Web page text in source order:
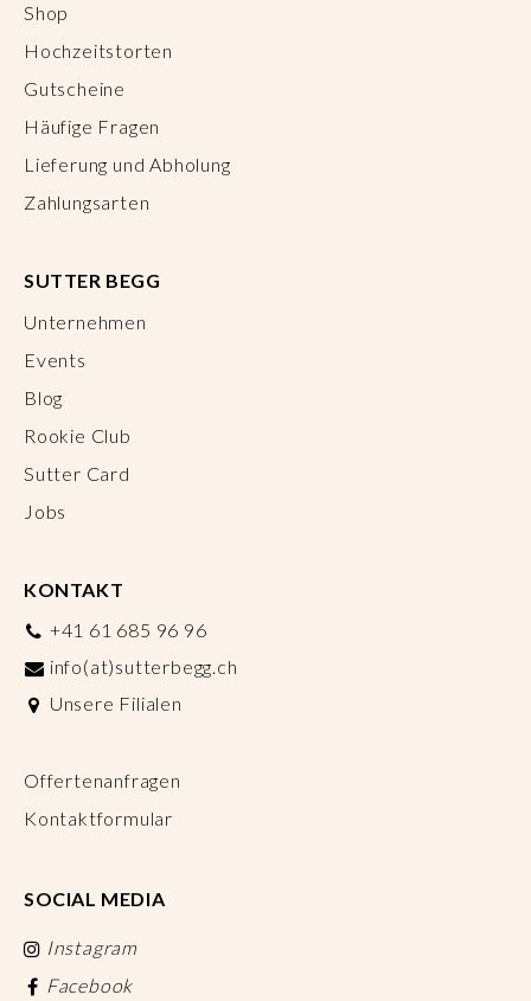
Shop
Hochzeitstorten
Gutscheine
Häufige Fragen
Lieferung und Abholung
Zahlungsarten
SUTTER BEGG
Unternehmen
Events
Blog
Rookie Club
Sutter Card
Jobs
KONTAKT
+41 61 685 96 96
info(at)sutterbegg.ch
Unsere Filialen
Offertenanfragen
Kontaktformular
SOCIAL MEDIA
Instagram
Facebook